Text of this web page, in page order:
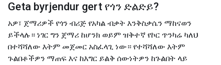
Geta byrjendur gert የጎን ድልድይ?
አዎ፣ ጀማሪዎች የጎን ብሪጅ የአካል ብቃት እንቅስቃሴን ማከናወን
ይችላሉ። ነገር ግን ጀማሪ ከሆንክ ወይም ዝቅተኛ የኮር ጥንካሬ ካለህ
በተሻሻለው እትም መጀመር አስፈላጊ ነው። የተሻሻለው እትም
ጉልበቶችዎን ማጠፍ እና ከእግር ይልቅ ሰውነትዎን ከጉልበት ላይ